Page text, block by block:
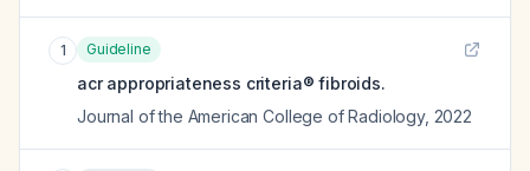
1 Guideline
acr appropriateness criteria® fibroids.
Journal of the American College of Radiology, 2022